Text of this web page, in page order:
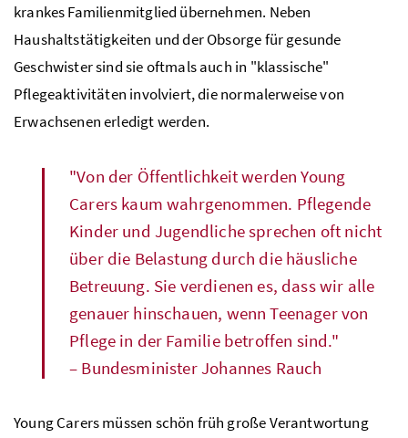
krankes Familienmitglied übernehmen. Neben
Haushaltstätigkeiten und der Obsorge für gesunde
Geschwister sind sie oftmals auch in "klassische"
Pflegeaktivitäten involviert, die normalerweise von
Erwachsenen erledigt werden.
"Von der Öffentlichkeit werdenYoung
Carers kaum wahrgenommen. Pflegende
Kinder und Jugendliche sprechen oft nicht
über die Belastung durch die häusliche
Betreuung. Sie verdienen es, dass wir alle
genauer hinschauen, wenn Teenager von
Pflege in der Familie betroffen sind."
– Bundesminister Johannes Rauch
Young Carersmüssen schön früh große Verantwortung